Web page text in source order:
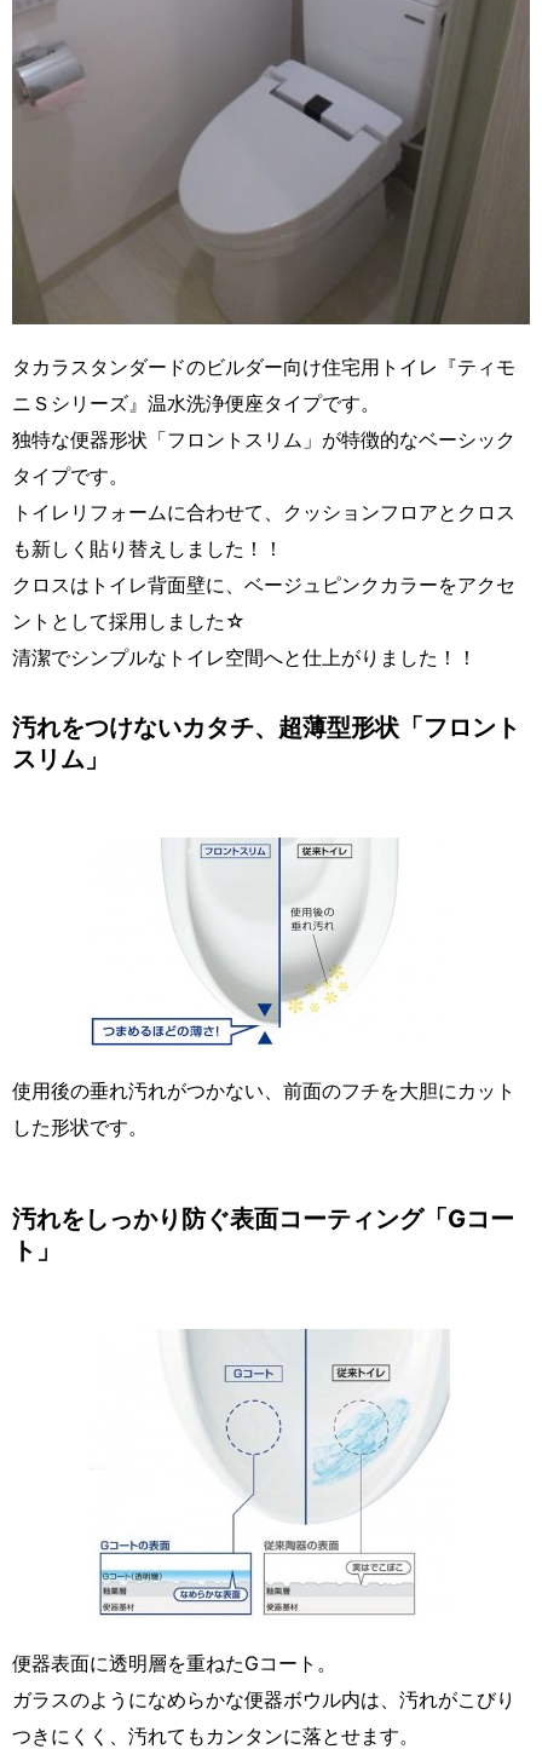
タカラスタンダードのビルダー向け住宅用トイレ『ティモ
ニＳシリーズ』温水洗浄便座タイプです。
独特な便器形状「フロントスリム」が特徴的なベーシック
タイプです。
トイレリフォームに合わせて、クッションフロアとクロス
も新しく貼り替えしました！！
クロスはトイレ背面壁に、ベージュピンクカラーをアクセ
ントとして採用しました☆
清潔でシンプルなトイレ空間へと仕上がりました！！
汚れをつけないカタチ、超薄型形状「フロント
スリム」
使用後の垂れ汚れがつかない、前面のフチを大胆にカット
した形状です。
汚れをしっかり防ぐ表面コーティング「Gコー
ト」
便器表面に透明層を重ねたGコート。
ガラスのようになめらかな便器ボウル内は、汚れがこびり
つきにくく、汚れてもカンタンに落とせます。